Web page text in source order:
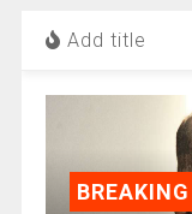
Add title